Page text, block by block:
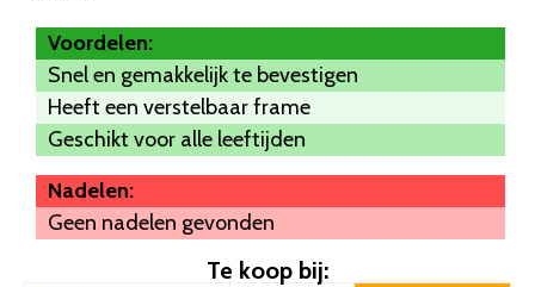
Voordelen:
Snel en gemakkelijk te bevestigen
Heeft een verstelbaar frame
Geschikt voor alle leeftijden
Nadelen:
Geen nadelen gevonden
Te koop bij: